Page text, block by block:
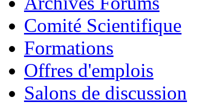
Comité Scientifique
Formations
Offres d'emplois
Salons de discussion